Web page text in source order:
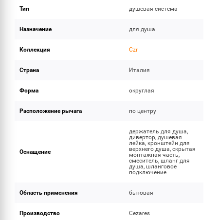
Тип душевая система
Назначение для душа
Коллекция Czr
Страна Италия
Форма округлая
Расположение рычага по центру
Оснащение
держатель для душа,
дивертор, душевая
лейка, кронштейн для
верхнего душа, скрытая
монтажная часть,
смеситель, шланг для
душа, шланговое
подключение
Область применения бытовая
Производство Cezares